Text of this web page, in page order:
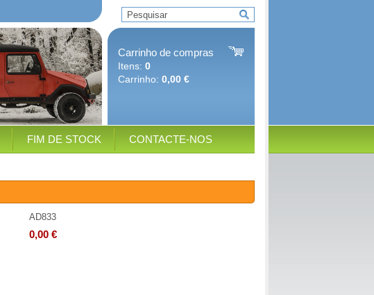
Carrinho de compras
Itens: 0
Carrinho: 0,00 €
FIM DE STOCK CONTACTE-NOS
AD833
0,00 €